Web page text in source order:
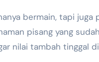
bermain, tapi
pisang yang
nilai tambah tinggal